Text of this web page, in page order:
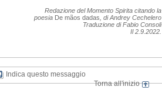
Redazione del Momento Spirita citando la
poesia De mãos dadas , di Andrey Cechelero
Traduzione di Fabio Consoli
Il 2.9.2022.
Indica questo messaggio
Torna all'inizio